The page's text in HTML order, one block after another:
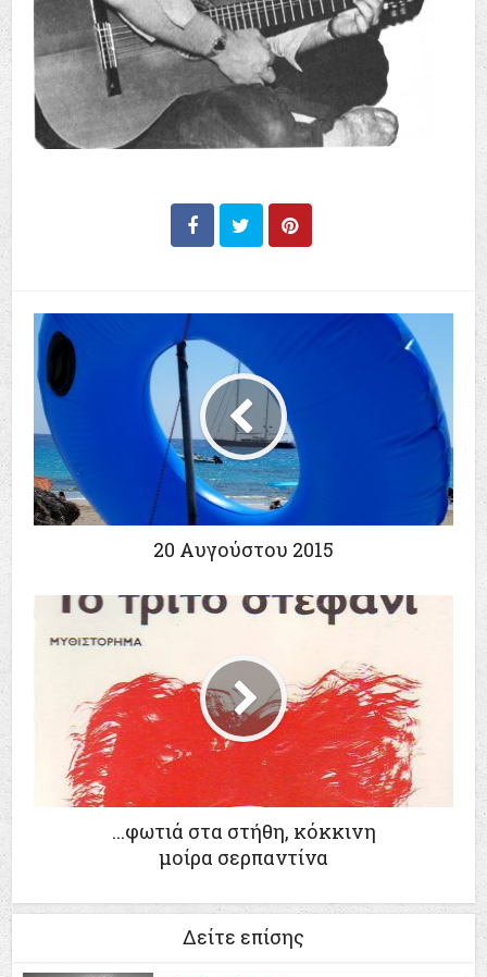
20 Aυγούστου 2015
...φωτιά στα στήθη, κόκκινη
μοίρα σερπαντίνα
Δείτε επίσης